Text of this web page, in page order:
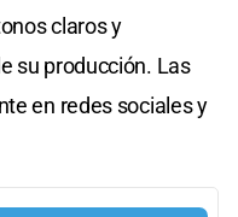
claros y
su producción. Las
en redes sociales y